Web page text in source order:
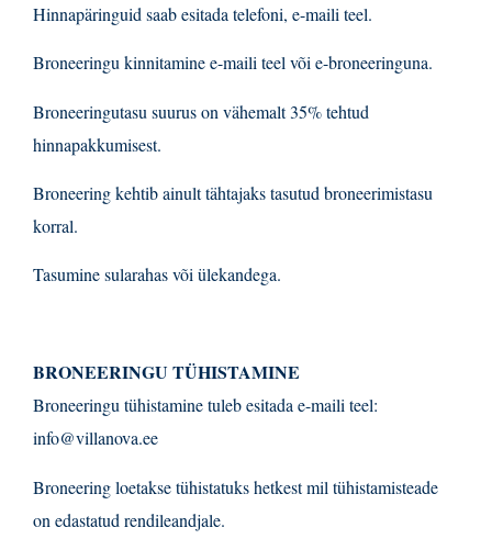
Hinnapäringuid saab esitada telefoni, e-maili teel.
Broneeringu kinnitamine e-maili teel või e-broneeringuna.
Broneeringutasu suurus on vähemalt 35% tehtud
hinnapakkumisest.
Broneering kehtib ainult tähtajaks tasutud broneerimistasu
korral.
Tasumine sularahas või ülekandega.
BRONEERINGU TÜHISTAMINE
Broneeringu tühistamine tuleb esitada e-maili teel:
info@villanova.ee
Broneering loetakse tühistatuks hetkest mil tühistamisteade
on edastatud rendileandjale.